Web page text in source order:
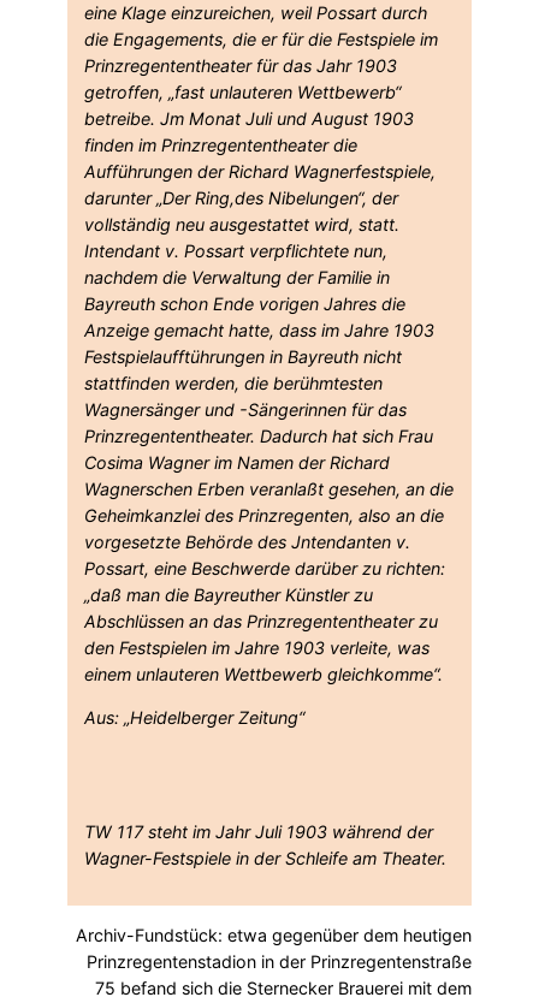
eine Klage einzureichen, weil Possart durch
die Engagements, die er für die Festspiele im
Prinzregententheater für das Jahr 1903
getroffen, „fast unlauteren Wettbewerb“
betreibe. Jm Monat Juli und August 1903
finden im Prinzregententheater die
Aufführungen der Richard Wagnerfestspiele,
darunter „Der Ring,des Nibelungen“, der
vollständig neu ausgestattet wird, statt.
Intendant v. Possart verpflichtete nun,
nachdem die Verwaltung der Familie in
Bayreuth schon Ende vorigen Jahres die
Anzeige gemacht hatte, dass im Jahre 1903
Festspielaufftührungen in Bayreuth nicht
stattfinden werden, die berühmtesten
Wagnersänger und -Sängerinnen für das
Prinzregententheater. Dadurch hat sich Frau
Cosima Wagner im Namen der Richard
Wagnerschen Erben veranlaßt gesehen, an die
Geheimkanzlei des Prinzregenten, also an die
vorgesetzte Behörde des Jntendanten v.
Possart, eine Beschwerde darüber zu richten:
„daß man die Bayreuther Künstler zu
Abschlüssen an das Prinzregententheater zu
den Festspielen im Jahre 1903 verleite, was
einem unlauteren Wettbewerb gleichkomme“.
Aus: „Heidelberger Zeitung“
TW 117 steht im Jahr Juli 1903 während der
Wagner-Festspiele in der Schleife am Theater.
Archiv-Fundstück: etwa gegenüber dem heutigen
Prinzregentenstadion in der Prinzregentenstraße
75 befand sich die Sternecker Brauerei mit dem